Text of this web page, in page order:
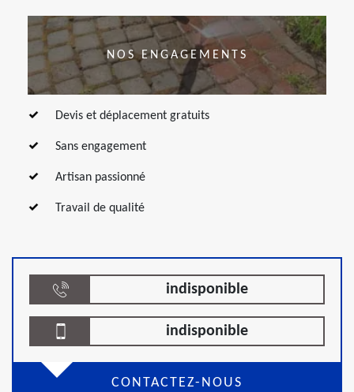
NOS ENGAGEMENTS
Devis et déplacement gratuits
Sans engagement
Artisan passionné
Travail de qualité
indisponible
indisponible
CONTACTEZ-NOUS